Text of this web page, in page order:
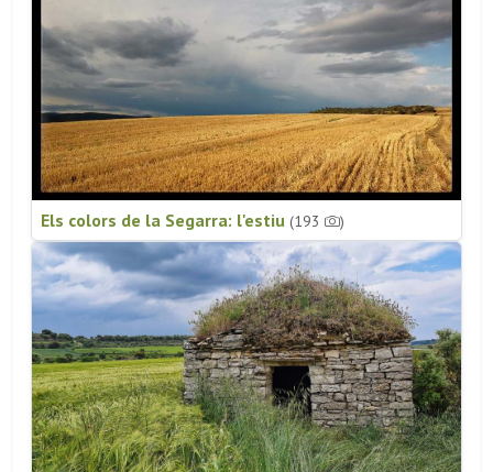
Els colors de la Segarra: l'estiu (193 )